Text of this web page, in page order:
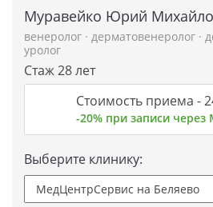
Муравейко Юрий
венеролог · дерматовенеролог ·
уролог
Стаж 28 лет
Стоимость приема -
-20% при записи
Выберите клинику: